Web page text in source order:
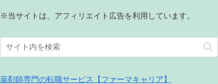
※当サイトは、アフィリエイト広告を利用しています。
薬剤師専門の転職サービス【ファーマキャリア】